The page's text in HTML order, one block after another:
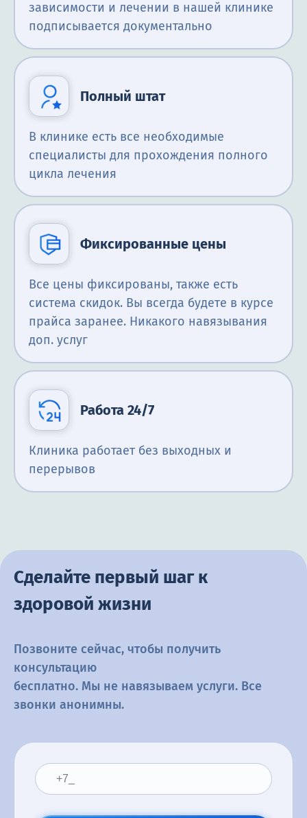
зависимости и лечении в нашей клинике
подписывается документально
Полный штат
В клинике есть все необходимые
специалисты для прохождения полного
цикла лечения
Фиксированные цены
Все цены фиксированы, также есть
система скидок. Вы всегда будете в курсе
прайса заранее. Никакого навязывания
доп. услуг
Работа 24/7
Клиника работает без выходных и
перерывов
Сделайте первый шаг к
здоровой жизни
Позвоните сейчас, чтобы получить
консультацию
бесплатно. Мы не навязываем услуги. Все
звонки анонимны.